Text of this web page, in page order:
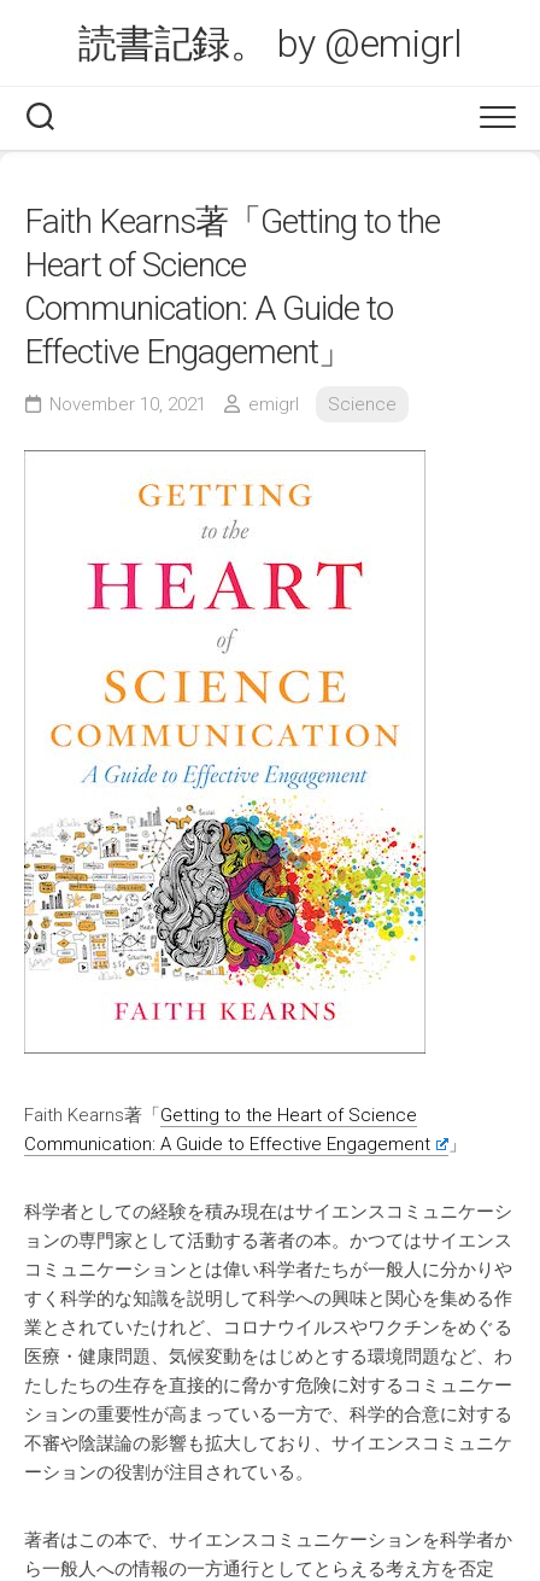
読書記録。 by @emigrl
Faith Kearns著「Getting to the
Heart of Science
Communication: A Guide to
Effective Engagement」
November 10, 2021 emigrl Science
Faith Kearns著「Getting to the Heart of Science
Communication: A Guide to Effective Engagement
」
科学者としての経験を積み現在はサイエンスコミュニケーシ
ョンの専門家として活動する著者の本。かつてはサイエンス
コミュニケーションとは偉い科学者たちが一般人に分かりや
すく科学的な知識を説明して科学への興味と関心を集める作
業とされていたけれど、コロナウイルスやワクチンをめぐる
医療・健康問題、気候変動をはじめとする環境問題など、わ
たしたちの生存を直接的に脅かす危険に対するコミュニケー
ションの重要性が高まっている一方で、科学的合意に対する
不審や陰謀論の影響も拡大しており、サイエンスコミュニケ
ーションの役割が注目されている。
著者はこの本で、サイエンスコミュニケーションを科学者か
ら一般人への情報の一方通行としてとらえる考え方を否定